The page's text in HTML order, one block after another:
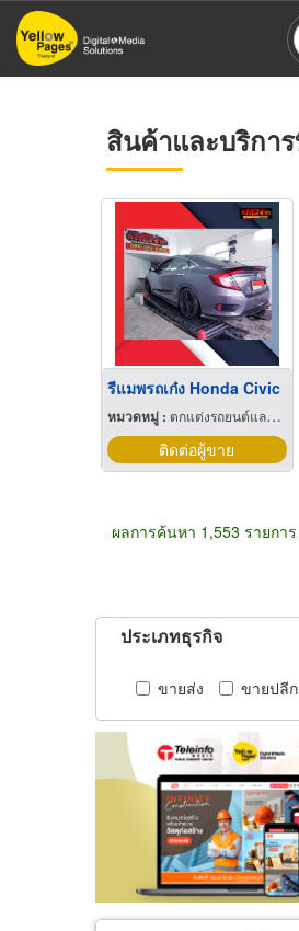
ข้าม
ไป
สินค้าและบริกา
รีแมพรถเก๋ง Honda Civic
หมวดหมู่ : ตกแต่งรถยนต์และประดับยนต์
ติดต่อผู้ขาย
ผลการค้นหา 1,553 รายก
ประเภทธุรกิจ
ขายส่ง ขายปลีก